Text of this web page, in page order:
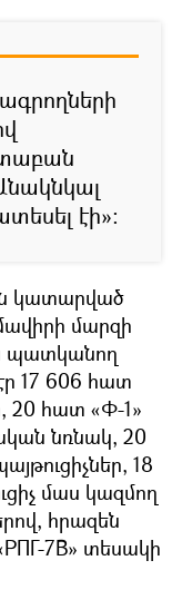
էի»։
կատարված
մարզի
պատկանող
17 606 հատ
հատ «Փ-1»
նռնակ, 20
18
մաս կազմող
հրազեն
7В» տեսակի